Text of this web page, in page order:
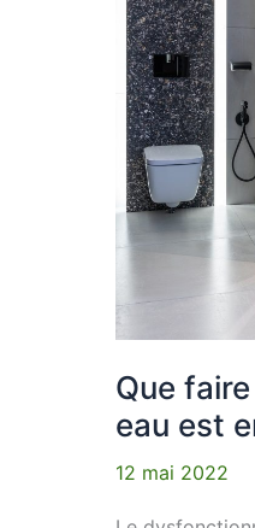
Que
eau est
12 mai 2022
panne ?